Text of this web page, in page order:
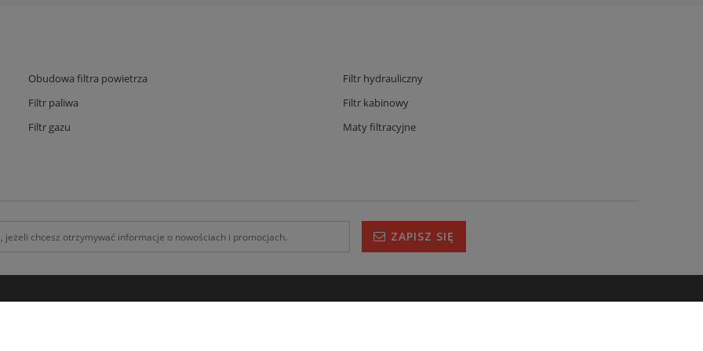
Obudowa filtra powietrza
Filtr paliwa
Filtr gazu
Filtr hydrauliczny
Filtr kabinowy
Maty filtracyjne
ZAPISZ SIĘ